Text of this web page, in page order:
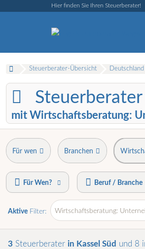
Hier finden Sie Ihren Steuerberater!
Steuerberater-Übersicht Deutschland
Steuerberater
mit Wirtschaftsberatung:
Für wen Branchen
Für Wen? Beruf / Branche
Aktive Filter: Wirtschaftsberatung:
3 Steuerberater in Kassel Süd und 8